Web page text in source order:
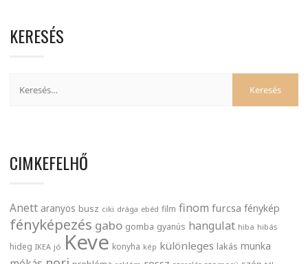
KERESÉS
CIMKEFELHŐ
Anett aranyos busz ciki drága ebéd film finom furcsa fénykép
fényképezés gabo gomba gyanús hangulat hiba hibás
hideg IKEA jó Keve konyha kép különleges lakás munka